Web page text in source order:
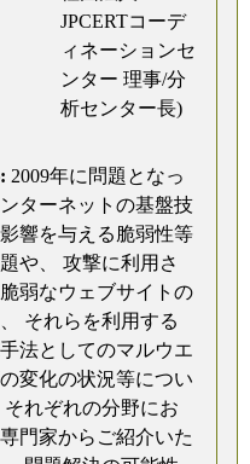
JPCERTコーデ
ィネーションセ
ンター 理事/分
析センター長)
2009年に問題となっ
ターネットの基盤技
響を与える脆弱性等
や、 攻撃に利用さ
弱なウェブサイトの
それらを利用する
法としてのマルウエ
変化の状況等につい
それぞれの分野にお
門家からご紹介いた